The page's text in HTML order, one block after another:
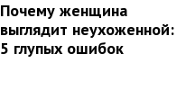
Почему женщина
выглядит неухоженной:
5 глупых ошибок